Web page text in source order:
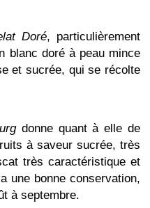
Doré, particulièrement
blanc doré à peau mince
et sucrée, qui se récolte
donne quant à elle de
à saveur sucrée, très
très caractéristique et
une bonne conservation,
à septembre.